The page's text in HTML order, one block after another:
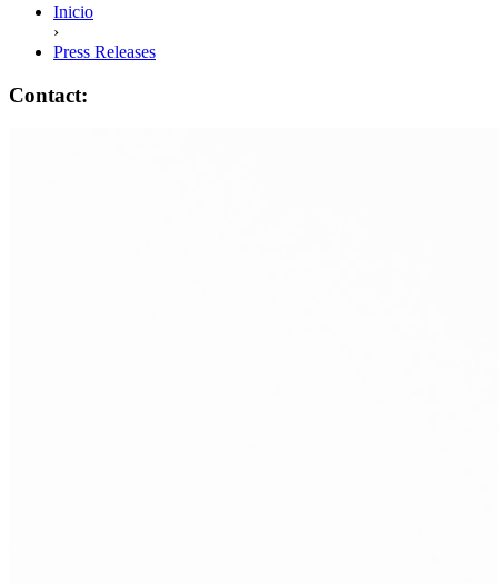
Inicio
›
Press Releases
Contact: